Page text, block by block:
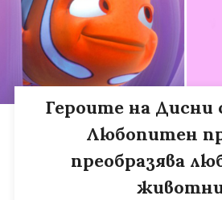
Героите на Дисни
Любопитен
преобразява